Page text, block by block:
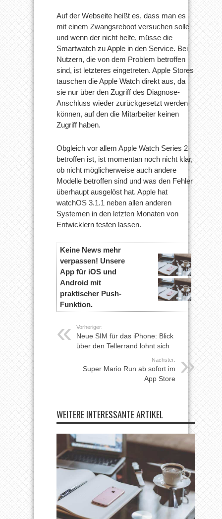
Auf der Webseite heißt es, dass man es
mit einem Zwangsreboot versuchen solle
und wenn der nicht helfe, müsse die
Smartwatch zu Apple in den Service. Bei
Nutzern, die von dem Problem betroffen
sind, ist letzteres eingetreten. Apple Stores
tauschen die Apple Watch direkt aus, da
sie nur über den Zugriff des Diagnose-
Anschluss wieder zurückgesetzt werden
können, auf den die Mitarbeiter keinen
Zugriff haben.
Obgleich vor allem Apple Watch Series 2
betroffen ist, ist momentan noch nicht klar,
ob nicht möglicherweise auch andere
Modelle betroffen sind und was den Fehler
überhaupt ausgelöst hat. Apple hat
watchOS 3.1.1 neben allen anderen
Systemen in den letzten Monaten von
Entwicklern testen lassen.
Keine News mehr
verpassen! Unsere
App für iOS und
Android mit
praktischer Push-
Funktion.
Vorheriger:
Neue SIM für das iPhone: Blick
über den Tellerrand lohnt sich
Nächster:
Super Mario Run ab sofort im
App Store
WEITERE INTERESSANTE ARTIKEL